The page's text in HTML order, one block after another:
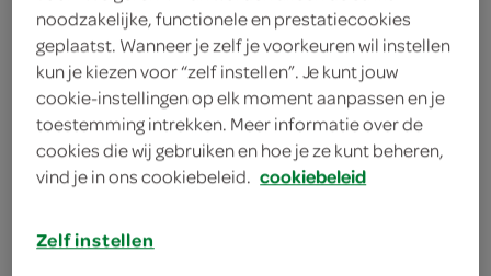
verwerkt in de winkelmand.
noodzakelijke, functionele en prestatiecookies
geplaatst. Wanneer je zelf je voorkeuren wil instellen
kun je kiezen voor “zelf instellen”. Je kunt jouw
cookie-instellingen op elk moment aanpassen en je
toestemming intrekken. Meer informatie over de
cookies die wij gebruiken en hoe je ze kunt beheren,
vind je in ons cookiebeleid. cookiebeleid
Zelf instellen